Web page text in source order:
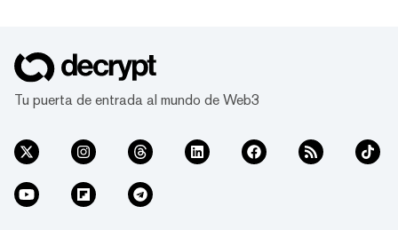
El fondo ya ha atraído $1 millón en...
Tu puerta de entrada al mundo de Web3